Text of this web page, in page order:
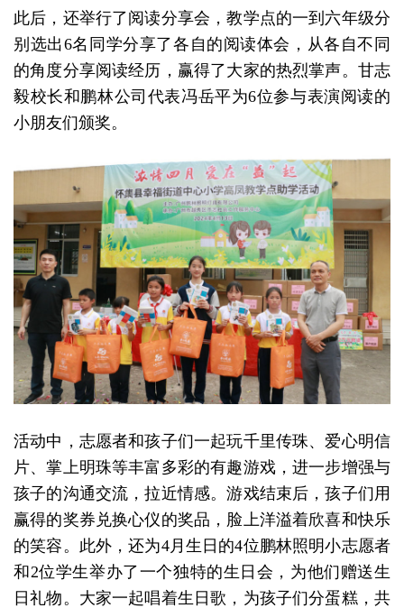
此后，还举行了阅读分享会，教学点的一到六年级分
别选出6名同学分享了各自的阅读体会，从各自不同
的角度分享阅读经历，赢得了大家的热烈掌声。甘志
毅校长和鹏林公司代表冯岳平为6位参与表演阅读的
小朋友们颁奖。
活动中，志愿者和孩子们一起玩千里传珠、爱心明信
片、掌上明珠等丰富多彩的有趣游戏，进一步增强与
孩子的沟通交流，拉近情感。游戏结束后，孩子们用
赢得的奖券兑换心仪的奖品，脸上洋溢着欣喜和快乐
的笑容。此外，还为4月生日的4位鹏林照明小志愿者
和2位学生举办了一个独特的生日会，为他们赠送生
日礼物。大家一起唱着生日歌，为孩子们分蛋糕，共